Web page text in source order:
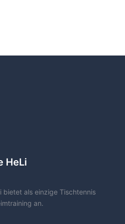
HeLi
bietet als einzige Tischtennis
an.